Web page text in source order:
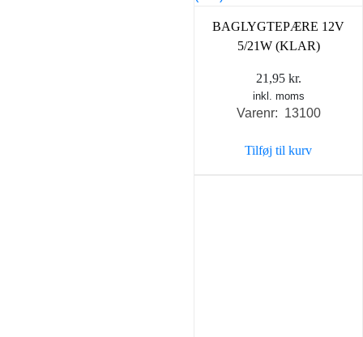
BAGLYGTEPÆRE 12V
5/21W (KLAR)
21,95 kr.
inkl. moms
Varenr: 13100
Tilføj til kurv